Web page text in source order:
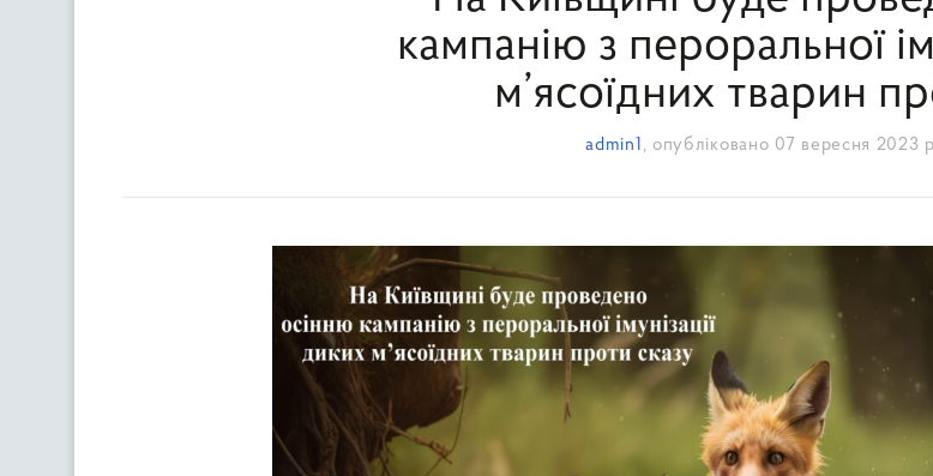
кампанію з пероральної
м’ясоїдних тварин
admin1 , опубліковано 07 вересня 2023